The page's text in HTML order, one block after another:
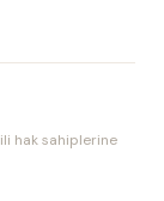
hak sahiplerine